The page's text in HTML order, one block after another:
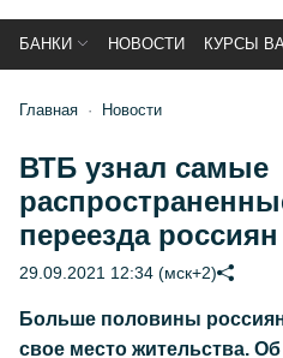
БАНКИ НОВОСТИ КУРСЫ
Главная Новости
ВТБ узнал самые
переезда россиян
29.09.2021 12:34 (мск+2)
Больше половины
свое место жительства.